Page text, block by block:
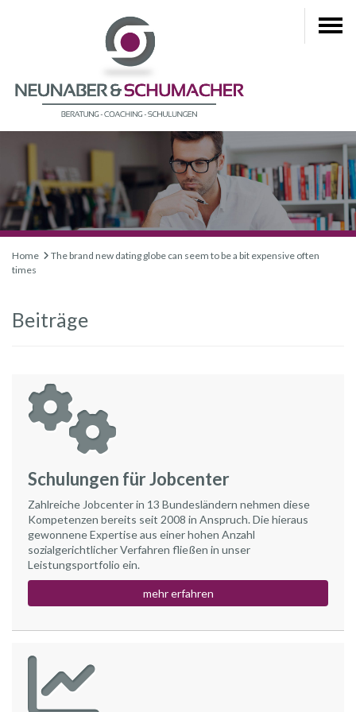
Home
The brand new dating globe can seem to be a bit expensive often
times
Beiträge
Schulungen für Jobcenter
Zahlreiche Jobcenter in 13 Bundesländern nehmen diese
Kompetenzen bereits seit 2008 in Anspruch. Die hieraus
gewonnene Expertise aus einer hohen Anzahl
sozialgerichtlicher Verfahren fließen in unser
Leistungsportfolio ein.
mehr erfahren